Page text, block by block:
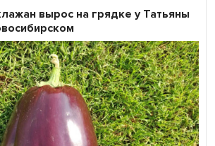
вырос на грядке у Татьяны